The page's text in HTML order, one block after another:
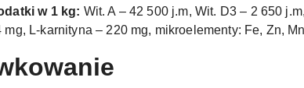
w 1 kg: Wit. A – 42 500 j.m, Wit. D3 – 2 650
mg, L-karnityna – 220 mg, mikroelementy: Fe, Zn,